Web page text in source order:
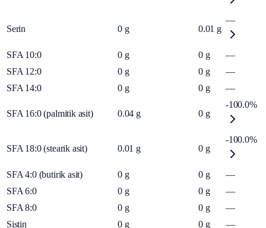
Serin 0 g 0.01 g
—
SFA 10:0 0 g 0 g
—
SFA 12:0
0 g 0 g
—
SFA 14:0
0 g 0 g —
SFA 16:0 (palmitik asit) 0.04 g 0 g
-100.0%
SFA 18:0 (stearik asit) 0.01 g 0 g
-100.0%
SFA 4:0 (butirik asit) 0 g 0 g
—
SFA 6:0
0 g 0 g
—
SFA 8:0
0 g 0 g
—
Sistin
0 g 0 g —